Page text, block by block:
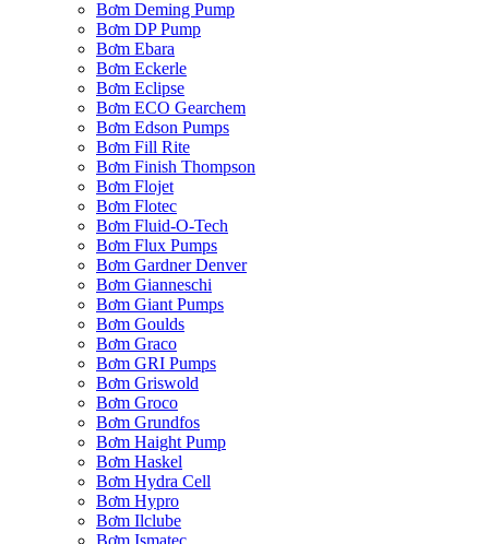
Bơm Deming Pump
Bơm DP Pump
Bơm Ebara
Bơm Eckerle
Bơm Eclipse
Bơm ECO Gearchem
Bơm Edson Pumps
Bơm Fill Rite
Bơm Finish Thompson
Bơm Flojet
Bơm Flotec
Bơm Fluid-O-Tech
Bơm Flux Pumps
Bơm Gardner Denver
Bơm Gianneschi
Bơm Giant Pumps
Bơm Goulds
Bơm Graco
Bơm GRI Pumps
Bơm Griswold
Bơm Groco
Bơm Grundfos
Bơm Haight Pump
Bơm Haskel
Bơm Hydra Cell
Bơm Hypro
Bơm Ilclube
Bơm Ismatec